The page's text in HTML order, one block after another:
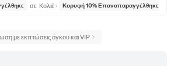
σε Κολιέ Κορυφή 10% Επαναπαραγγέλθηκε
με εκπτώσεις όγκου και VIP